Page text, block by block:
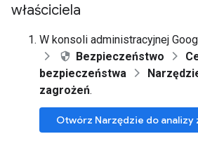
właściciela
W konsoli administracyjnej
Bezpieczeństwo
bezpieczeństwa
zagrożeń.
Otwórz Narzędzie do analizy